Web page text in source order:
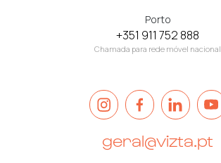
Porto
+351 911 752 888
Chamada para rede móvel nacional
geral@vizta.pt